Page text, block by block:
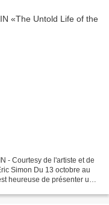
- Courtesy de l'artiste et de
Simon Du 13 octobre au
heureuse de présenter un